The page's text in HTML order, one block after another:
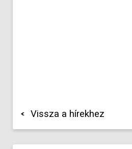
Vissza a hírekhez